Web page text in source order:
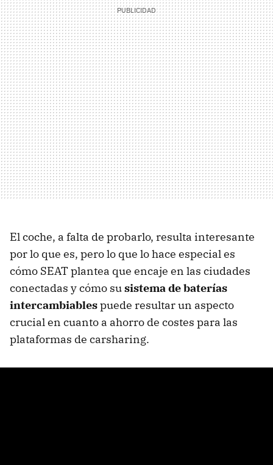
El coche, a falta de probarlo, resulta interesante
por lo que es, pero lo que lo hace especial es
cómo SEAT plantea que encaje en las ciudades
conectadas y cómo susistema de baterías
intercambiablespuede resultar un aspecto
crucial en cuanto a ahorro de costes para las
plataformas de carsharing.